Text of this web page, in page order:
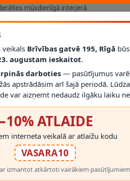
mūsdienīgā interjerā.
izmantot.
un novietojumu.
RĀDĪT VAIRĀK
Brīvības gatvē 195, Rīgā
augustam ieskaitot.
darboties— pasūtījumus
apstrādāsim arī šajā periodā.
var aizņemt nedaudz ilgāku laiku
ATLAIDE
interneta veikalā ar atlaižu kodu
VASARA10
izmantot atkārtoti vairākiem